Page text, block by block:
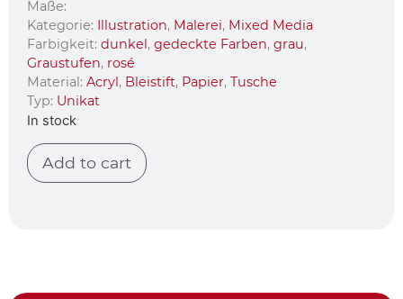
Maße:
Kategorie: Illustration, Malerei, Mixed Media
Farbigkeit: dunkel, gedeckte Farben, grau,
Graustufen, rosé
Material: Acryl, Bleistift, Papier, Tusche
Typ: Unikat
In stock
Add to cart